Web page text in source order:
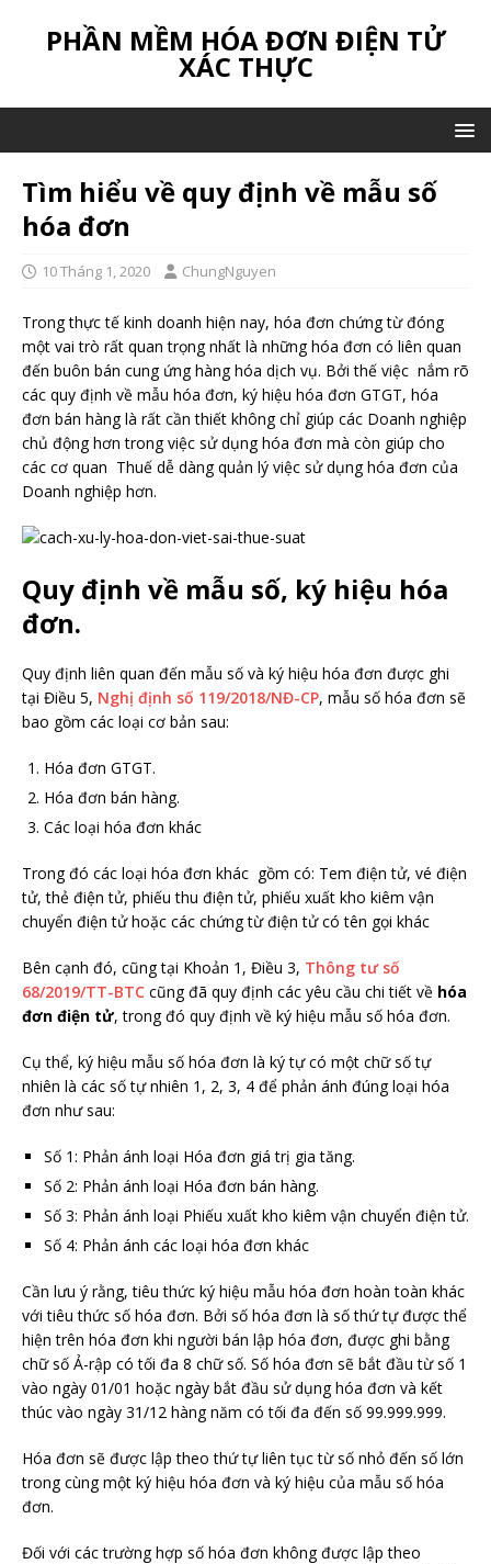
PHẦN MỀM HÓA ĐƠN ĐIỆN TỬ
XÁC THỰC
Tìm hiểu về quy định về mẫu số
hóa đơn
10 Tháng 1, 2020 ChungNguyen
Trong thực tế kinh doanh hiện nay, hóa đơn chứng từ đóng
một vai trò rất quan trọng nhất là những hóa đơn có liên quan
đến buôn bán cung ứng hàng hóa dịch vụ. Bởi thế việc nắm rõ
các quy định về mẫu hóa đơn, ký hiệu hóa đơn GTGT, hóa
đơn bán hàng là rất cần thiết không chỉ giúp các Doanh nghiệp
chủ động hơn trong việc sử dụng hóa đơn mà còn giúp cho
các cơ quan Thuế dễ dàng quản lý việc sử dụng hóa đơn của
Doanh nghiệp hơn.
Quy định về mẫu số, ký hiệu hóa
đơn.
Quy định liên quan đến mẫu số và ký hiệu hóa đơn được ghi
tại Điều 5, Nghị định số 119/2018/NĐ-CP, mẫu số hóa đơn sẽ
bao gồm các loại cơ bản sau:
Hóa đơn GTGT.
Hóa đơn bán hàng.
Các loại hóa đơn khác
Trong đó các loại hóa đơn khác gồm có: Tem điện tử, vé điện
tử, thẻ điện tử, phiếu thu điện tử, phiếu xuất kho kiêm vận
chuyển điện tử hoặc các chứng từ điện tử có tên gọi khác
Bên cạnh đó, cũng tại Khoản 1, Điều 3, Thông tư số
68/2019/TT-BTC cũng đã quy định các yêu cầu chi tiết về hóa
đơn điện tử, trong đó quy định về ký hiệu mẫu số hóa đơn.
Cụ thể, ký hiệu mẫu số hóa đơn là ký tự có một chữ số tự
nhiên là các số tự nhiên 1, 2, 3, 4 để phản ánh đúng loại hóa
đơn như sau:
Số 1: Phản ánh loại Hóa đơn giá trị gia tăng.
Số 2: Phản ánh loại Hóa đơn bán hàng.
Số 3: Phản ánh loại Phiếu xuất kho kiêm vận chuyển điện tử.
Số 4: Phản ánh các loại hóa đơn khác
Cần lưu ý rằng, tiêu thức ký hiệu mẫu hóa đơn hoàn toàn khác
với tiêu thức số hóa đơn. Bởi số hóa đơn là số thứ tự được thể
hiện trên hóa đơn khi người bán lập hóa đơn, được ghi bằng
chữ số Ả-rập có tối đa 8 chữ số. Số hóa đơn sẽ bắt đầu từ số 1
vào ngày 01/01 hoặc ngày bắt đầu sử dụng hóa đơn và kết
thúc vào ngày 31/12 hàng năm có tối đa đến số 99.999.999.
Hóa đơn sẽ được lập theo thứ tự liên tục từ số nhỏ đến số lớn
trong cùng một ký hiệu hóa đơn và ký hiệu của mẫu số hóa
đơn.
Đối với các trường hợp số hóa đơn không được lập theo